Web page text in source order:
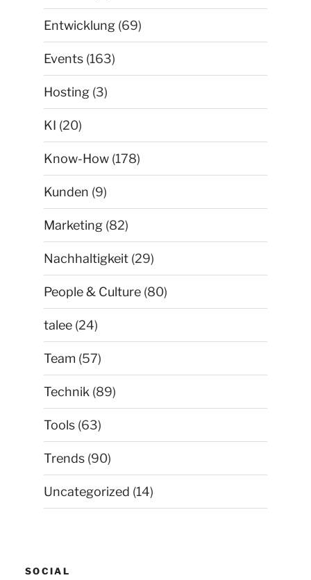
Entwicklung (69)
Events (163)
Hosting (3)
KI (20)
Know-How (178)
Kunden (9)
Marketing (82)
Nachhaltigkeit (29)
People & Culture (80)
talee (24)
Team (57)
Technik (89)
Tools (63)
Trends (90)
Uncategorized (14)
SOCIAL